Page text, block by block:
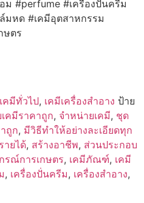
#perfume #เครื่องปั่นครีม
มหด #เคมีอุตสาหกรรม
ษตร
เคมีทั่วไป, เคมีเครื่องสำอาง ป้าย
คมีราคาถูก, จำหน่ายเคมี, ชุด
ถูก, มีวิธีทำให้อย่างละเอียดทุก
ายได้, สร้างอาชีพ, ส่วนประกอบ
รณ์การเกษตร, เคมีภัณฑ์, เคมี
, เครื่องปั่นครีม, เครื่องสำอาง,